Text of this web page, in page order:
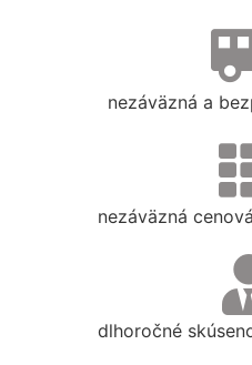
nezáväzná a
nezáväzná
dlhoročné